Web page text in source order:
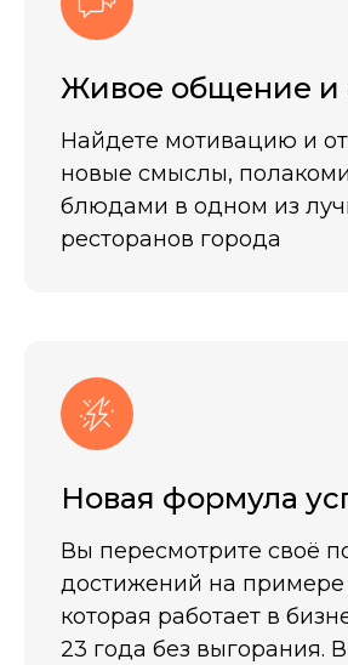
Живое общение и
Найдете мотивацию и
новые смыслы,
блюдами в одном из
ресторанов города
Новая формула
Вы пересмотрите своё
достижений на
которая работает в
23 года без выгорания.